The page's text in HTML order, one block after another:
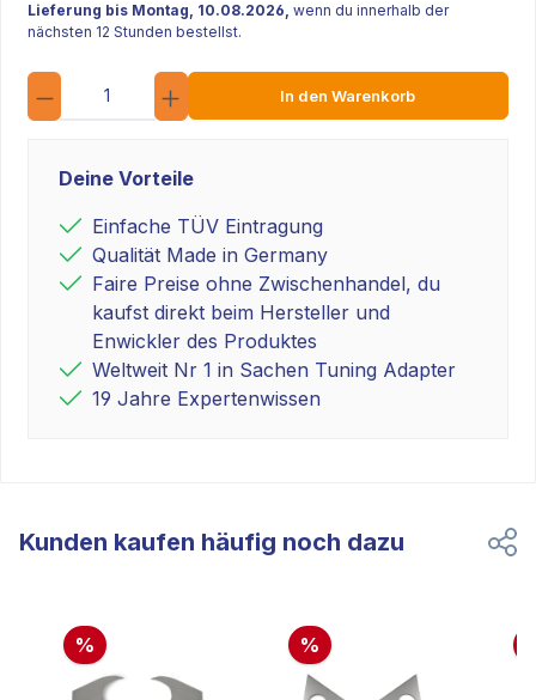
Lieferung bis Montag, 10.08.2026, wenn du innerhalb der
nächsten 12 Stunden bestellst.
Anzahl
In den Warenkorb
Deine Vorteile
Einfache TÜV Eintragung
Qualität Made in Germany
Faire Preise ohne Zwischenhandel, du
kaufst direkt beim Hersteller und
Enwickler des Produktes
Weltweit Nr 1 in Sachen Tuning Adapter
19 Jahre Expertenwissen
Kunden kaufen häufig noch dazu
% %